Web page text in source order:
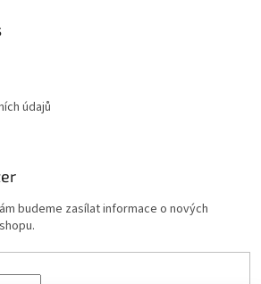
údajů
budeme zasílat informace o nových